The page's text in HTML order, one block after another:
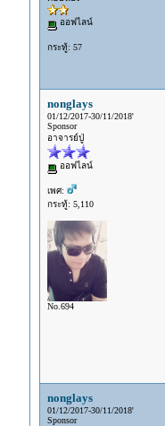
ออฟไลน์
กระทู้: 57
nonglays
01/12/2017-30/11/2018'
Sponsor
อาจารย์ปู่
ออฟไลน์
เพศ:
กระทู้: 5,110
No.694
nonglays
01/12/2017-30/11/2018'
Sponsor